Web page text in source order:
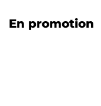
En promotion